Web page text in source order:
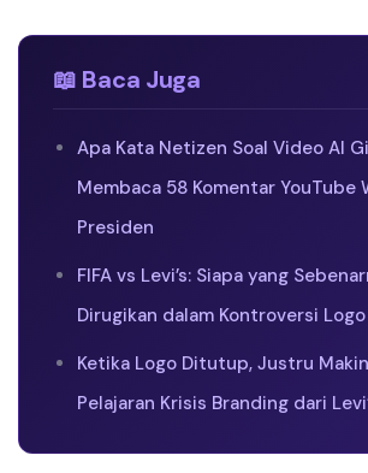
📖 Baca Juga
Apa Kata Netizen Soal Video AI
Membaca 58 Komentar YouTube
Presiden
FIFA vs Levi’s: Siapa yang
Dirugikan dalam Kontroversi
Ketika Logo Ditutup, Justru
Pelajaran Krisis Branding dari